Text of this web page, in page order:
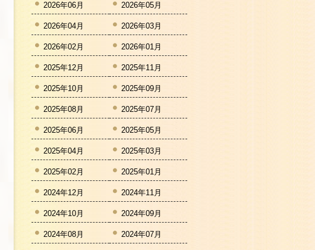
2026年06月 2026年05月
2026年04月 2026年03月
2026年02月 2026年01月
2025年12月 2025年11月
2025年10月 2025年09月
2025年08月 2025年07月
2025年06月 2025年05月
2025年04月 2025年03月
2025年02月 2025年01月
2024年12月 2024年11月
2024年10月 2024年09月
2024年08月 2024年07月